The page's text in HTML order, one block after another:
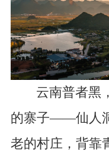
云南普者黑
的寨子——仙人
老的村庄，背靠